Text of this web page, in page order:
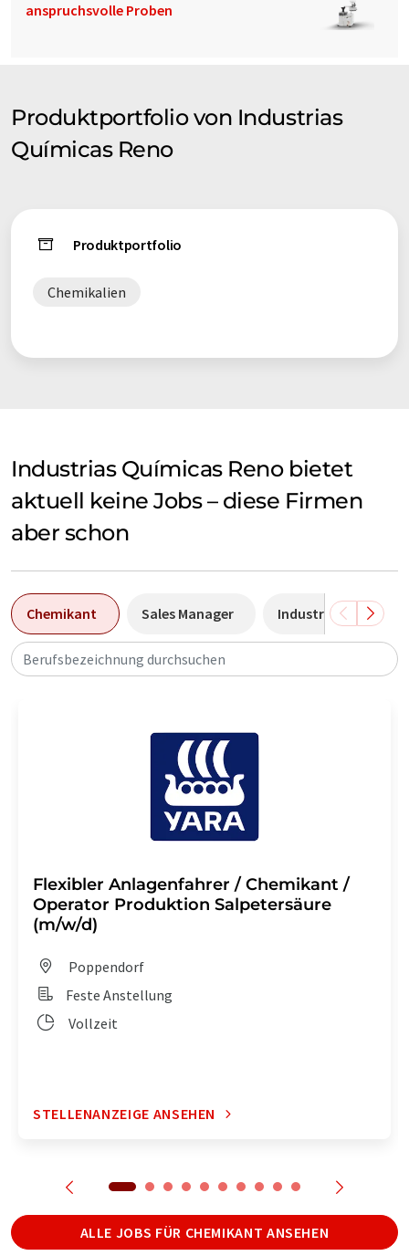
anspruchsvolle Proben
Produktportfolio von Industrias
Químicas Reno
Produktportfolio
Chemikalien
Industrias Químicas Reno bietet
aktuell keine Jobs – diese Firmen
aber schon
Chemikant Sales Manager
Berufsbezeichnung durchsuchen
Flexibler Anlagenfahrer / Chemikant /
Operator Produktion Salpetersäure
(m/w/d)
Poppendorf
Feste Anstellung
Vollzeit
STELLENANZEIGE ANSEHEN
ALLE JOBS FÜR CHEMIKANT ANSEHEN